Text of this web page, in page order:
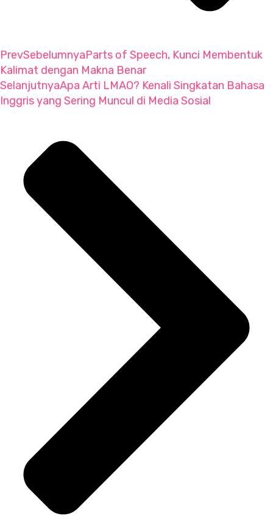
PrevSebelumnyaParts of Speech, Kunci Membentuk
Kalimat dengan Makna Benar
SelanjutnyaApa Arti LMAO? Kenali Singkatan Bahasa
Inggris yang Sering Muncul di Media Sosial